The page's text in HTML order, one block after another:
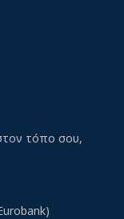
τόπο σου,